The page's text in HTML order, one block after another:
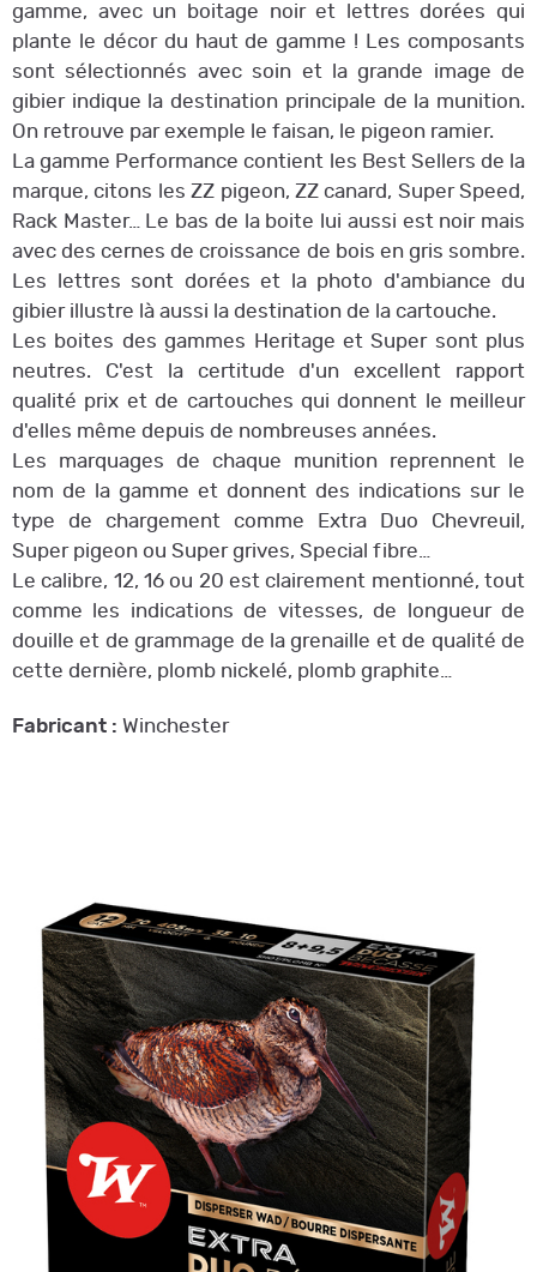
gamme, avec un boitage noir et lettres dorées qui
plante le décor du haut de gamme ! Les composants
sont sélectionnés avec soin et la grande image de
gibier indique la destination principale de la munition.
On retrouve par exemple le faisan, le pigeon ramier.
La gamme Performance contient les Best Sellers de la
marque, citons les ZZ pigeon, ZZ canard, Super Speed,
Rack Master… Le bas de la boite lui aussi est noir mais
avec des cernes de croissance de bois en gris sombre.
Les lettres sont dorées et la photo d'ambiance du
gibier illustre là aussi la destination de la cartouche.
Les boites des gammes Heritage et Super sont plus
neutres. C'est la certitude d'un excellent rapport
qualité prix et de cartouches qui donnent le meilleur
d'elles même depuis de nombreuses années.
Les marquages de chaque munition reprennent le
nom de la gamme et donnent des indications sur le
type de chargement comme Extra Duo Chevreuil,
Super pigeon ou Super grives, Special fibre…
Le calibre, 12, 16 ou 20 est clairement mentionné, tout
comme les indications de vitesses, de longueur de
douille et de grammage de la grenaille et de qualité de
cette dernière, plomb nickelé, plomb graphite…
Fabricant : Winchester